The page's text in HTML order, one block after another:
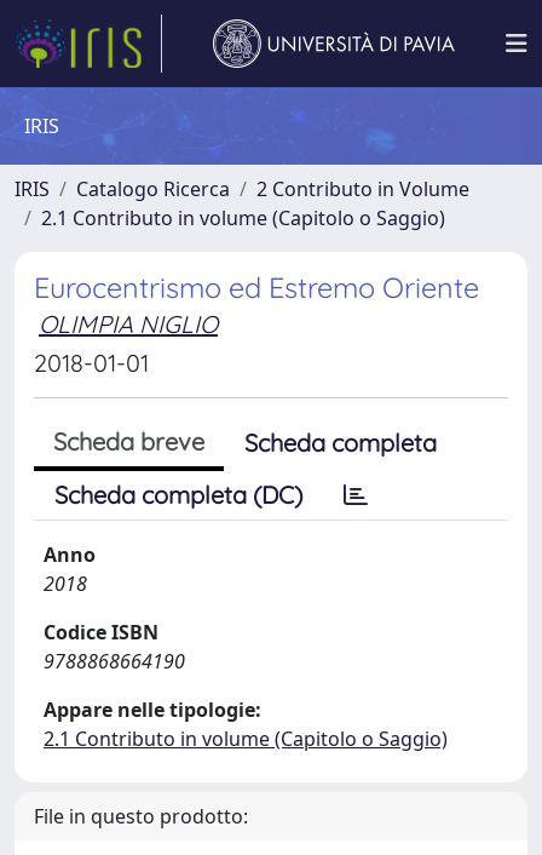
IRIS
IRIS Catalogo Ricerca
2 Contributo in Volume
2.1 Contributo in volume (Capitolo o Saggio)
Eurocentrismo ed Estremo Oriente
OLIMPIA NIGLIO
2018-01-01
Scheda breve
Scheda completa
Scheda completa (DC)
Anno
2018
Codice ISBN
9788868664190
Appare nelle tipologie:
2.1 Contributo in volume (Capitolo o Saggio)
File in questo prodotto: